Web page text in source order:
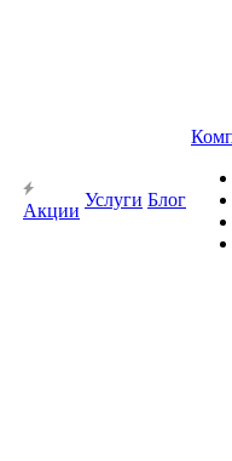
Акции
Услуги Блог